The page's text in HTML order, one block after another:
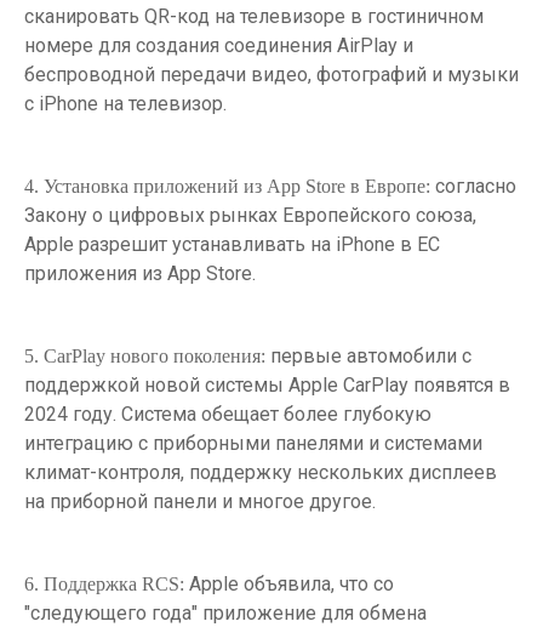
сканировать QR-код на телевизоре в гостиничном
номере для создания соединения AirPlay и
беспроводной передачи видео, фотографий и музыки
с iPhone на телевизор.
4. Установка приложений из App Store в Европе: согласно
Закону о цифровых рынках Европейского союза,
Apple разрешит устанавливать на iPhone в ЕС
приложения из App Store.
5. CarPlay нового поколения: первые автомобили с
поддержкой новой системы Apple CarPlay появятся в
2024 году. Система обещает более глубокую
интеграцию с приборными панелями и системами
климат-контроля, поддержку нескольких дисплеев
на приборной панели и многое другое.
6. Поддержка RCS: Apple объявила, что со
"следующего года" приложение для обмена